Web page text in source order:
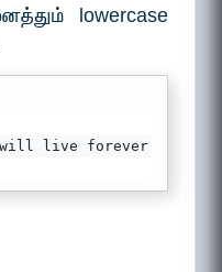
lowercase
live forever, live